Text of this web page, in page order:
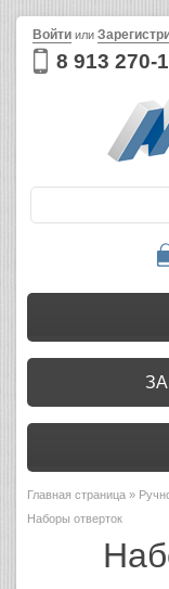
8 913 270-
Войти или
Главная страница »
Наборы отверток